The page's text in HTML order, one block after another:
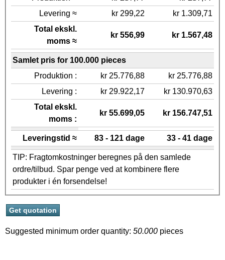
Levering ≈
kr 299,22
kr 1.309,71
Total ekskl.
moms ≈
kr 556,99 kr 1.567,48
Samlet pris for 100.000 pieces
Produktion :
kr 25.776,88
kr 25.776,88
Levering :
kr 29.922,17
kr 130.970,63
Total ekskl.
moms :
kr 55.699,05 kr 156.747,51
Leveringstid ≈ 83 - 121 dage 33 - 41 dage
TIP: Fragtomkostninger beregnes på den samlede
ordre/tilbud. Spar penge ved at kombinere flere
produkter i én forsendelse!
Suggested minimum order quantity: 50.000 pieces